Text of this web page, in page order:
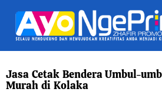
Jasa Cetak Bendera Umbul-
Murah di Kolaka